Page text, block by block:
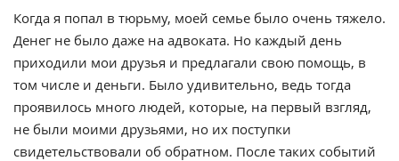
Когда я попал в тюрьму, моей семье было очень тяжело.
Денег не было даже на адвоката. Но каждый день
приходили мои друзья и предлагали свою помощь, в
том числе и деньги. Было удивительно, ведь тогда
проявилось много людей, которые, на первый взгляд,
не были моими друзьями, но их поступки
свидетельствовали об обратном. После таких событий